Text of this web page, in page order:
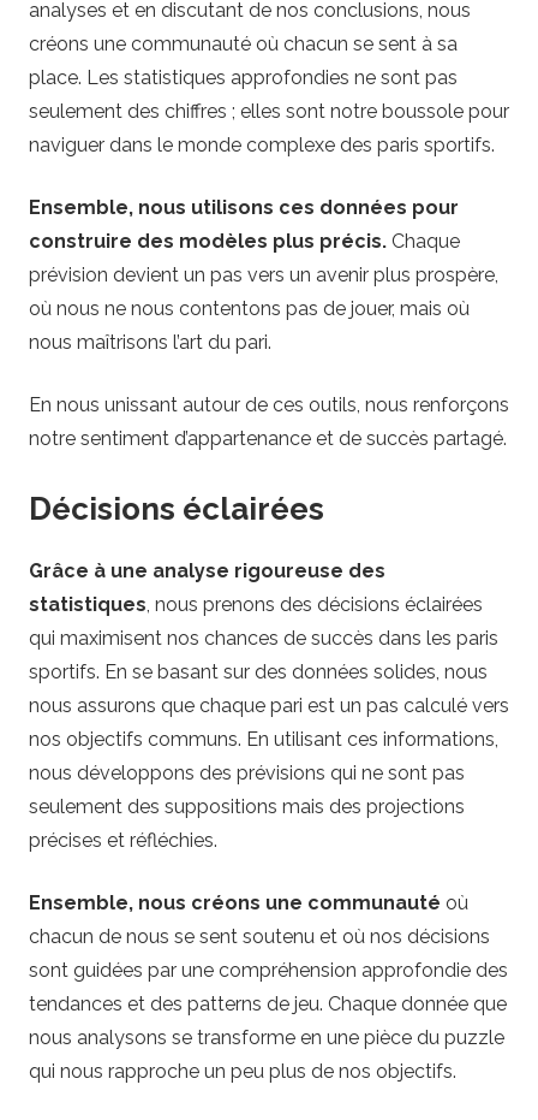
analyses et en discutant de nos conclusions, nous
créons une communauté où chacun se sent à sa
place. Les statistiques approfondies ne sont pas
seulement des chiffres ; elles sont notre boussole pour
naviguer dans le monde complexe des paris sportifs.
Ensemble, nous utilisons ces données pour
construire des modèles plus précis. Chaque
prévision devient un pas vers un avenir plus prospère,
où nous ne nous contentons pas de jouer, mais où
nous maîtrisons l’art du pari.
En nous unissant autour de ces outils, nous renforçons
notre sentiment d’appartenance et de succès partagé.
Décisions éclairées
Grâce à une analyse rigoureuse des
statistiques , nous prenons des décisions éclairées
qui maximisent nos chances de succès dans les paris
sportifs. En se basant sur des données solides, nous
nous assurons que chaque pari est un pas calculé vers
nos objectifs communs. En utilisant ces informations,
nous développons des prévisions qui ne sont pas
seulement des suppositions mais des projections
précises et réfléchies.
Ensemble, nous créons une communauté où
chacun de nous se sent soutenu et où nos décisions
sont guidées par une compréhension approfondie des
tendances et des patterns de jeu. Chaque donnée que
nous analysons se transforme en une pièce du puzzle
qui nous rapproche un peu plus de nos objectifs.